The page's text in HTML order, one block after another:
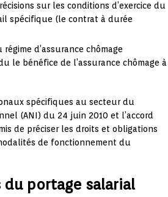
sur les conditions d’exercice du
spécifique (le contrat à durée
d’assurance chômage
le bénéfice de l’assurance chômage à
spécifiques au secteur du
(ANI) du 24 juin 2010 et l’accord
de préciser les droits et obligations
de fonctionnement du
portage salarial